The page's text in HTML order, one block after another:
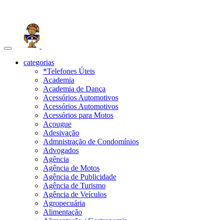
Toggle
navigationcategorias
*Telefones Úteis
Academia
Academia de Dança
Acessórios Automotivos
Acessórios Automotivos
Acessórios para Motos
Açougue
Adesivação
Admnistração de Condomínios
Advogados
Agência
Agência de Motos
Agência de Publicidade
Agência de Turismo
Agência de Veículos
Agropecuária
Alimentação